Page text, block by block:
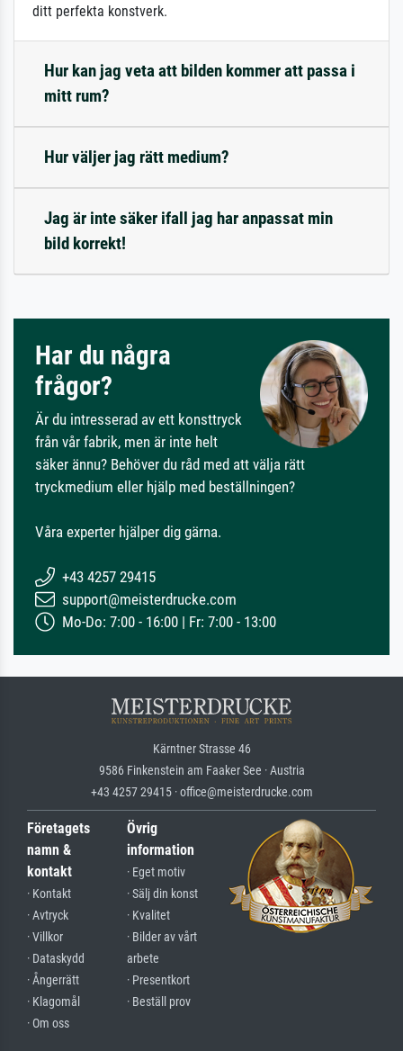
ditt perfekta konstverk.
Hur kan jag veta att bilden kommer att passa i
mitt rum?
Hur väljer jag rätt medium?
Jag är inte säker ifall jag har anpassat min
bild korrekt!
Har du några
frågor?
Är du intresserad av ett konsttryck
från vår fabrik, men är inte helt
säker ännu? Behöver du råd med att välja rätt
tryckmedium eller hjälp med beställningen?
Våra experter hjälper dig gärna.
+43 4257 29415
support@meisterdrucke.com
Mo-Do: 7:00 - 16:00 | Fr: 7:00 - 13:00
Kärntner Strasse 46
9586 Finkenstein am Faaker See · Austria
+43 4257 29415 · office@meisterdrucke.com
Företagets
namn &
kontakt
· Kontakt
· Avtryck
· Villkor
· Dataskydd
· Ångerrätt
· Klagomål
· Om oss
Övrig
information
· Eget motiv
· Sälj din konst
· Kvalitet
· Bilder av vårt
arbete
· Presentkort
· Beställ prov